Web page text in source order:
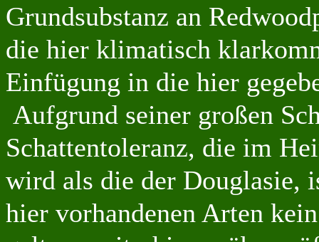
Grundsubstanz an
die hier klimatisch
Einfügung in die hier
Aufgrund seiner großen
Schattentoleranz, die im
wird als die der Douglasie,
hier vorhandenen Arten